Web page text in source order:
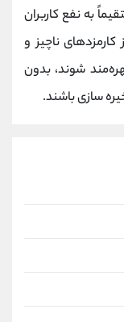
به نفع کاربران
ناچیز و
شوند، بدون
سازی باشند.